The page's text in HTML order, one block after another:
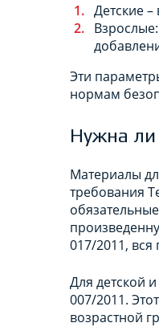
Детские
Эти
нормам
Нужна
Материалы
требования
017/2011,
Для детской
007/2011.
возрастной